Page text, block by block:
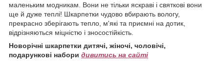
маленьким модникам. Вони не тільки яскраві і святкові вони
ще й дуже теплі! Шкарпетки чудово вбирають вологу,
прекрасно зберігають тепло, м'які та приємні на дотик,
відрізняються міцністю і зносостійкість.
Новорічні шкарпетки дитячі, жіночі, чоловічі,
подарункові набори дивитись на сайті